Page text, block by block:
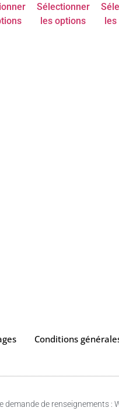
Sélectionner
les options
les
Conditions
demande de renseignements :